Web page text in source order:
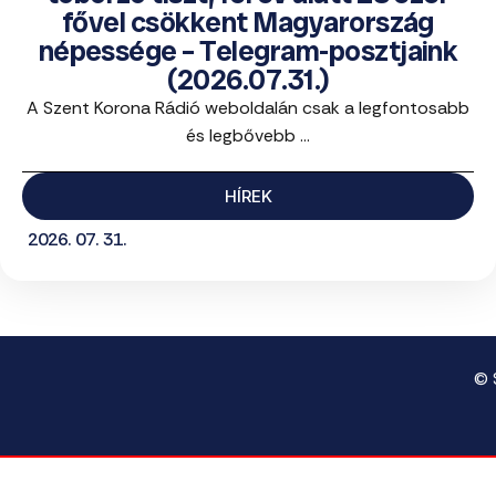
fővel csökkent Magyarország
népessége – Telegram-posztjaink
(2026.07.31.)
A Szent Korona Rádió weboldalán csak a legfontosabb
és legbővebb ...
HÍREK
2026. 07. 31.
©